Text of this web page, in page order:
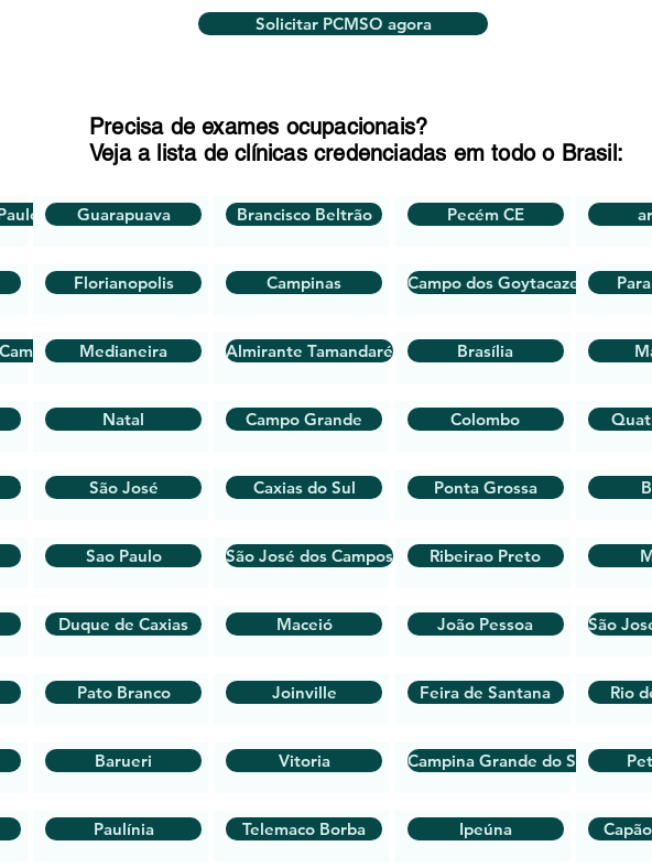
Solicitar PCMSO agora
Precisa de exames ocupacionais?
Veja a lista de clínicas credenciadas em todo o Brasil:
SP Guarapuava
Florianopolis
Medianeira
Natal
São José
Sao Paulo
Duque de Caxias
Pato Branco
Barueri
Paulínia
Brancisco Beltrão
Campinas
Almirante Tamandaré
Campo Grande
Caxias do Sul
São José dos Campos
Maceió
Joinville
Vitoria
Telemaco Borba
Pecém CE
Campo dos Goytacazes
Brasília
Colombo
Ponta Grossa
Ribeirao Preto
João Pessoa
Feira de Santana
Campina Grande do Sul
Ipeúna
São
Rio